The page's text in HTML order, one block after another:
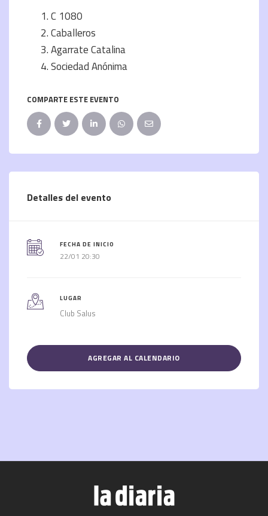
C 1080
Caballeros
Agarrate Catalina
Sociedad Anónima
COMPARTE ESTE EVENTO
Detalles del evento
FECHA DE INICIO
22/01 20:30
LUGAR
Club Salus
AGREGAR AL CALENDARIO